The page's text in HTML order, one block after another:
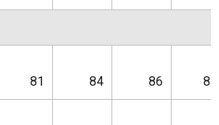
81 84 86 87